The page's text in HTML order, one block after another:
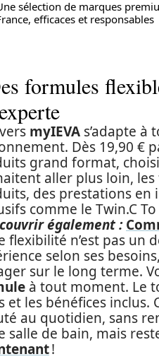
sélection de marques
efficaces et responsables
formules
myIEVA s’adapte à
Dès 19,90 €
grand format,
aller plus loin,
des prestations en
comme le Twin.C
également :
flexibilité n’est pas un
selon ses
sur le long terme.
à tout moment. Le
et les bénéfices inclus.
au quotidien, sans
salle de bain, mais
!